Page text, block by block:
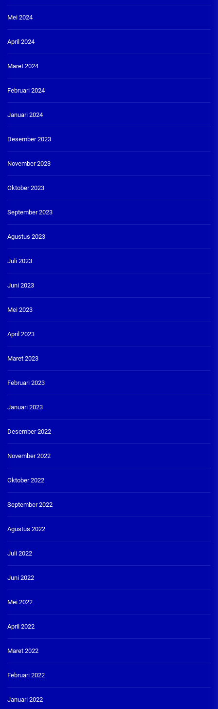
Mei 2024
April 2024
Maret 2024
Februari 2024
Januari 2024
Desember 2023
November 2023
Oktober 2023
September 2023
Agustus 2023
Juli 2023
Juni 2023
Mei 2023
April 2023
Maret 2023
Februari 2023
Januari 2023
Desember 2022
November 2022
Oktober 2022
September 2022
Agustus 2022
Juli 2022
Juni 2022
Mei 2022
April 2022
Maret 2022
Februari 2022
Januari 2022